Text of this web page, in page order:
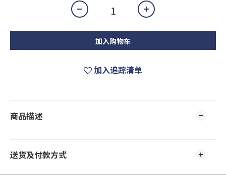
加入购物车
加入追踪清单
商品描述
送货及付款方式